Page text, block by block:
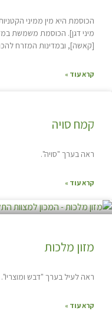
הכוסמת היא מין ממיני
מיני דגן]. הכוסמת משמשת
[קאשה], ובמדינות המזרח
קרא עוד »
קמח סויה
ראה בערך "סויה".
קרא עוד »
מזון מלכות
ראה לעיל בערך "דבש ומוצריו".
קרא עוד »